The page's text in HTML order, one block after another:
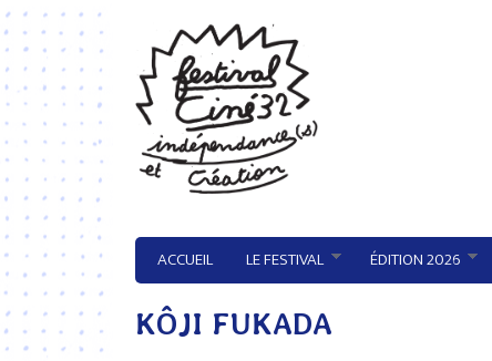
Aller au contenu principal
ACCUEIL LE FESTIVAL ÉDITION 2026
KÔJI FUKADA